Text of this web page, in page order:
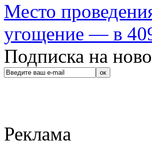
Место
угощение — в
Подписка на
Реклама